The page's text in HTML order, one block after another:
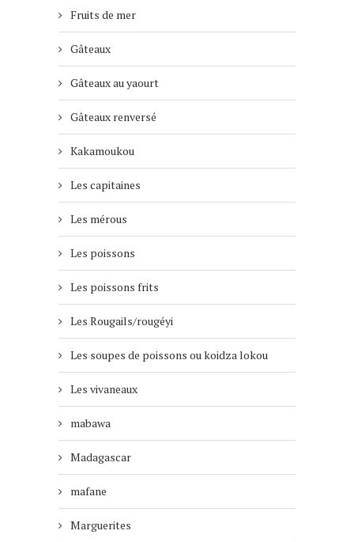
Fruits de mer
Gâteaux
Gâteaux au yaourt
Gâteaux renversé
Kakamoukou
Les capitaines
Les mérous
Les poissons
Les poissons frits
Les Rougails/rougéyi
Les soupes de poissons ou koidza lokou
Les vivaneaux
mabawa
Madagascar
mafane
Marguerites